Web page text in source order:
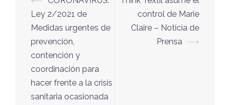
de
entradas
Ley 2/2021 de
Medidas urgentes de
prevención,
contención y
coordinación para
hacer frente a la crisis
sanitaria ocasionada
control de Marie
Claire – Noticia de
Prensa ⟶